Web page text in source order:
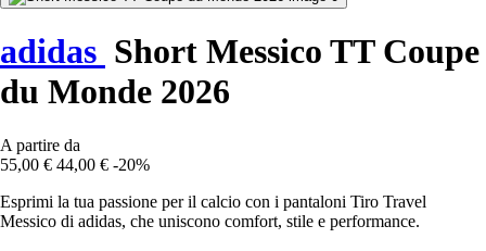
adidas Short Messico TT Coupe
du Monde 2026
A partire da
55,00 € 44,00 € -20%
Esprimi la tua passione per il calcio con i pantaloni Tiro Travel
Messico di adidas, che uniscono comfort, stile e performance.